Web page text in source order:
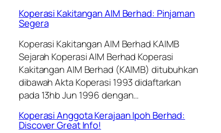
Koperasi Kakitangan AIM Berhad: Pinjaman
Segera
Koperasi Kakitangan AIM Berhad KAIMB
Sejarah Koperasi AIM Berhad Koperasi
Kakitangan AIM Berhad (KAIMB) ditubuhkan
dibawah Akta Koperasi 1993 didaftarkan
pada 13hb Jun 1996 dengan…
Koperasi Anggota Kerajaan Ipoh Berhad:
Discover Great Info!